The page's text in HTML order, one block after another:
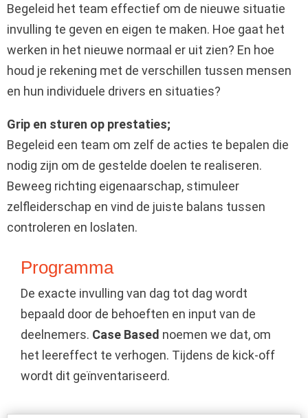
Begeleid het team effectief om de nieuwe situatie
invulling te geven en eigen te maken. Hoe gaat het
werken in het nieuwe normaal er uit zien? En hoe
houd je rekening met de verschillen tussen mensen
en hun individuele drivers en situaties?
Grip en sturen op prestaties;
Begeleid een team om zelf de acties te bepalen die
nodig zijn om de gestelde doelen te realiseren.
Beweeg richting eigenaarschap, stimuleer
zelfleiderschap en vind de juiste balans tussen
controleren en loslaten.
Programma
De exacte invulling van dag tot dag wordt
bepaald door de behoeften en input van de
deelnemers. Case Based noemen we dat, om
het leereffect te verhogen. Tijdens de kick-off
wordt dit geïnventariseerd.